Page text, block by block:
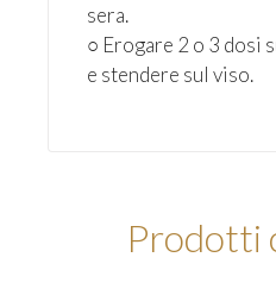
sera.
○ Erogare 2 o 3 dosi
e stendere sul viso.
Prodotti